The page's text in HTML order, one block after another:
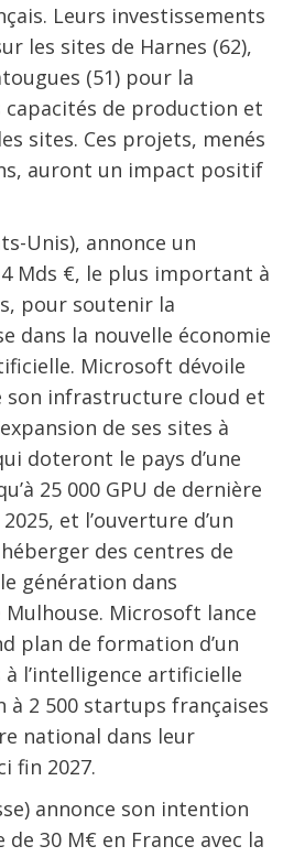
Leurs investissements
les sites de Harnes (62),
(51) pour la
de production et
sites. Ces projets, menés
auront un impact positif
Unis), annonce un
Mds €, le plus important à
pour soutenir la
dans la nouvelle économie
Microsoft dévoile
son infrastructure cloud et
de ses sites à
doteront le pays d’une
25 000 GPU de dernière
et l’ouverture d’un
des centres de
génération dans
Mulhouse. Microsoft lance
plan de formation d’un
l’intelligence artificielle
à 2 500 startups françaises
national dans leur
fin 2027.
annonce son intention
de 30 M€ en France avec la